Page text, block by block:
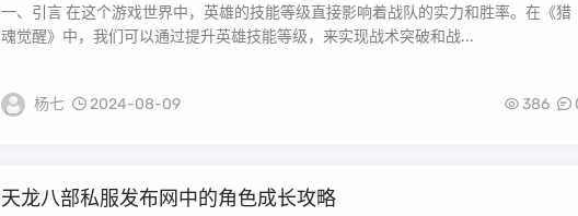
一、引言 在这个游戏世界中，英雄的技能等级直接影响着战队的实力和胜率。在《猎
魂觉醒》中，我们可以通过提升英雄技能等级，来实现战术突破和战...
杨七 2024-08-09 386
天龙八部私服发布网中的角色成长攻略